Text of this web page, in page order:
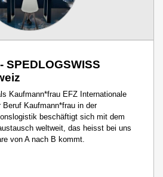
Kaufmann*frau EFZ Internationale
Kaufmann*frau in der
beschäftigt sich mit dem
weltweit, das heisst bei uns
von A nach B kommt.